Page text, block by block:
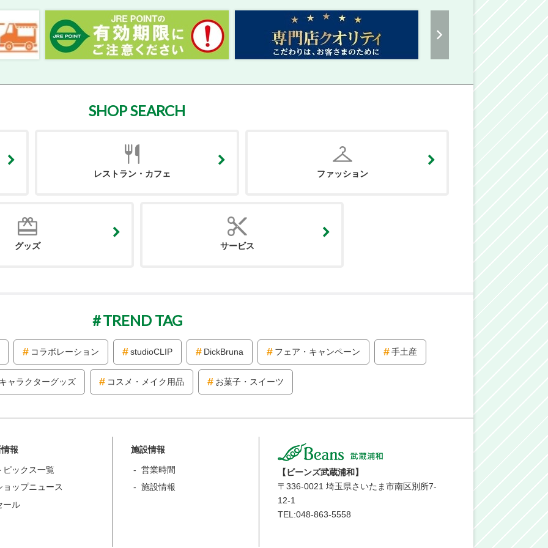
SHOP SEARCH
レストラン・カフェ ファッション
グッズ サービス
TREND TAG
コラボレーション studioCLIP DickBruna フェア・キャンペーン 手土産
ャラクターグッズ コスメ・メイク用品 お菓子・スイーツ
報
ピックス一覧
ョップニュース
ール
施設情報
営業時間
施設情報
【ビーンズ武蔵浦和】
〒 336-0021 埼玉県さいたま市南区別所7-
12-1
TEL:048-863-5558